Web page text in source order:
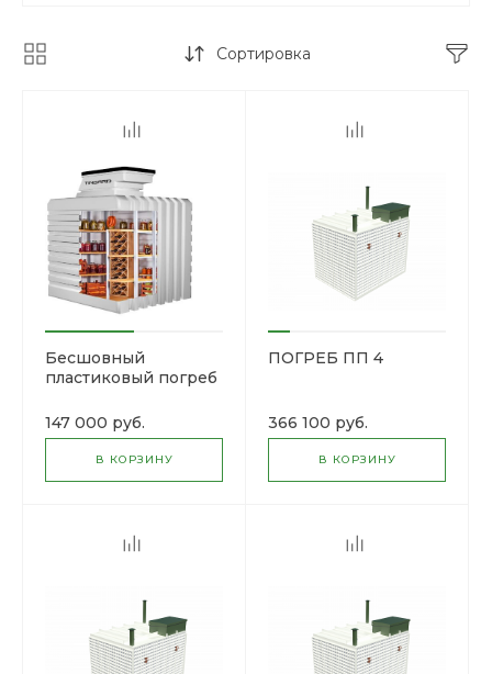
Сортировка
Бесшовный
пластиковый погреб
147 000 руб.
В КОРЗИНУ
ПОГРЕБ ПП 4
366 100 руб.
В КОРЗИНУ